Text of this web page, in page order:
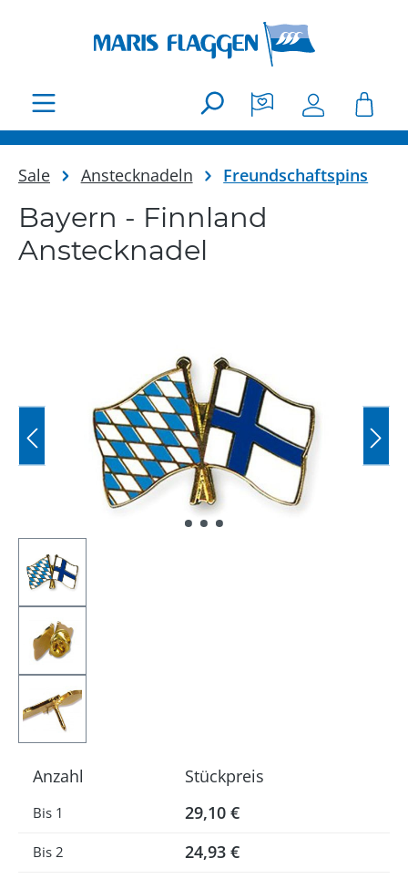
Sale Anstecknadeln Freundschaftspins
Bayern - Finnland
Anstecknadel
Anzahl Stückpreis
Bis 1 29,10 €
Bis2 24,93 €